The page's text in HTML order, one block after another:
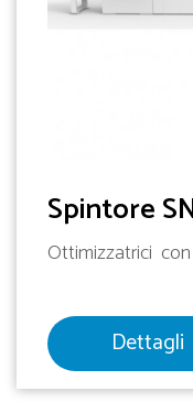
Spintore
Ottimizzatrici
Dettagli